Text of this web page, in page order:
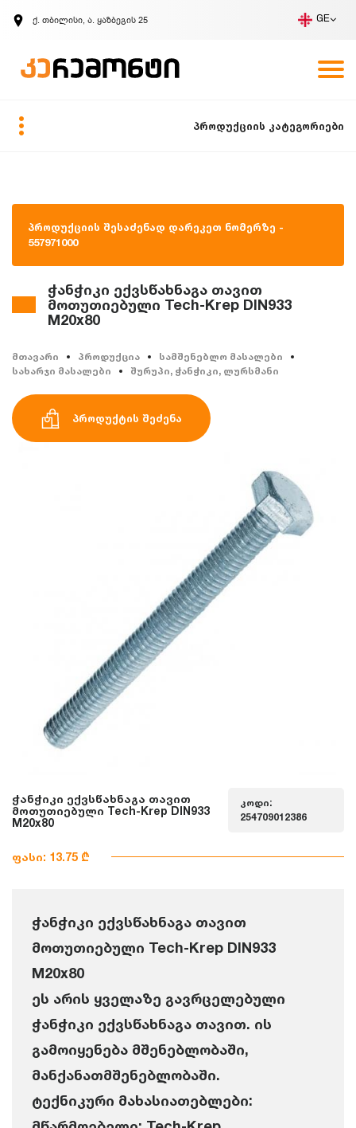
ქ. თბილისი, ა. ყაზბეგის 25 GE
ზარის მოთხოვნა
პროდუქციის კატეგორიები
პროდუქციის შესაძენად დარეკეთ ნომერზე -
557971000
ჭანჭიკი ექვსწახნაგა თავით
მოთუთიებული Tech-Krep DIN933
M20x80
მთავარი პროდუქცია
სამშენებლო მასალები
სახარჯი მასალები
შურუპი, ჭანჭიკი, ლურსმანი
პროდუქტის შეძენა
ჭანჭიკი ექვსწახნაგა თავით
მოთუთიებული Tech-Krep DIN933
M20x80
კოდი:
254709012386
ფასი: 13.75 ₾
ჭანჭიკი ექვსწახნაგა თავით
მოთუთიებული Tech-Krep DIN933
M20x80
ეს არის ყველაზე გავრცელებული
ჭანჭიკი ექვსწახნაგა თავით. ის
გამოიყენება მშენებლობაში,
მანქანათმშენებლობაში.
ტექნიკური მახასიათებლები: